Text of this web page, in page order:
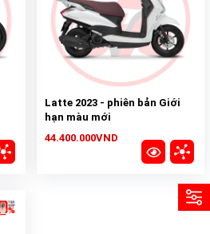
Latte 2023 - phiên bản Giới
hạn màu mới
44.400.000VND